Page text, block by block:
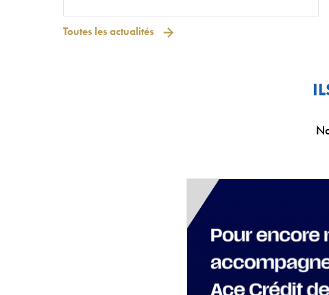
Toutes les actualités